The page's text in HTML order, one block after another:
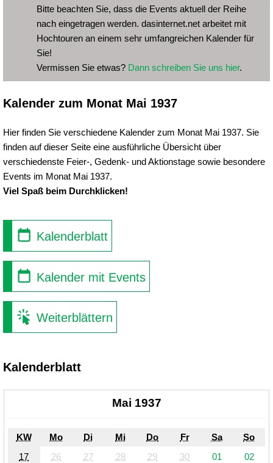
Bitte beachten Sie, dass die Events aktuell der Reihe
nach eingetragen werden. dasinternet.net arbeitet mit
Hochtouren an einem sehr umfangreichen Kalender für
Sie!
Vermissen Sie etwas? Dann schreiben Sie uns hier.
Kalender zum Monat Mai 1937
Hier finden Sie verschiedene Kalender zum Monat Mai 1937. Sie
finden auf dieser Seite eine ausführliche Übersicht über
verschiedenste Feier-, Gedenk- und Aktionstage sowie besondere
Events im Monat Mai 1937.
Viel Spaß beim Durchklicken!
Kalenderblatt
Kalender mit Events
Weiterblättern
Kalenderblatt
Mai 1937
KW Mo Di Mi Do Fr Sa
So
17
26 27 28 29 30 01
02